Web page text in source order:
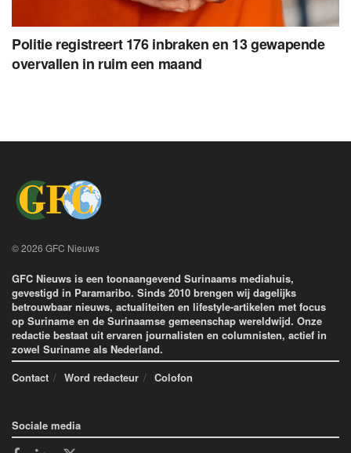
Politie registreert 176 inbraken en 13 gewapende
overvallen in ruim een maand
© 2026 GFC Nieuws
GFC Nieuws is een toonaangevend Surinaams mediahuis,
gevestigd in Paramaribo. Sinds 2010 brengen wij dagelijks
betrouwbaar nieuws, actualiteiten en lifestyle-artikelen met focus
op Suriname en de Surinaamse gemeenschap wereldwijd. Onze
redactie bestaat uit ervaren journalisten en columnisten, actief in
zowel Suriname als Nederland.
Contact
Word redacteur Colofon
Sociale media